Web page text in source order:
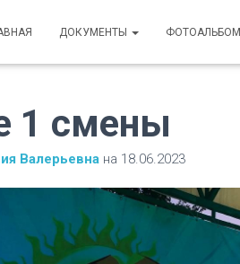
ДОКУМЕНТЫ ФОТОАЛЬБОМ
1 смены
Валерьевнана 18.06.2023